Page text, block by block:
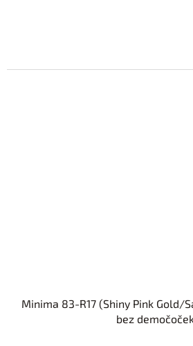
Minima 83-R17 (Shiny Pink Gold/
bez